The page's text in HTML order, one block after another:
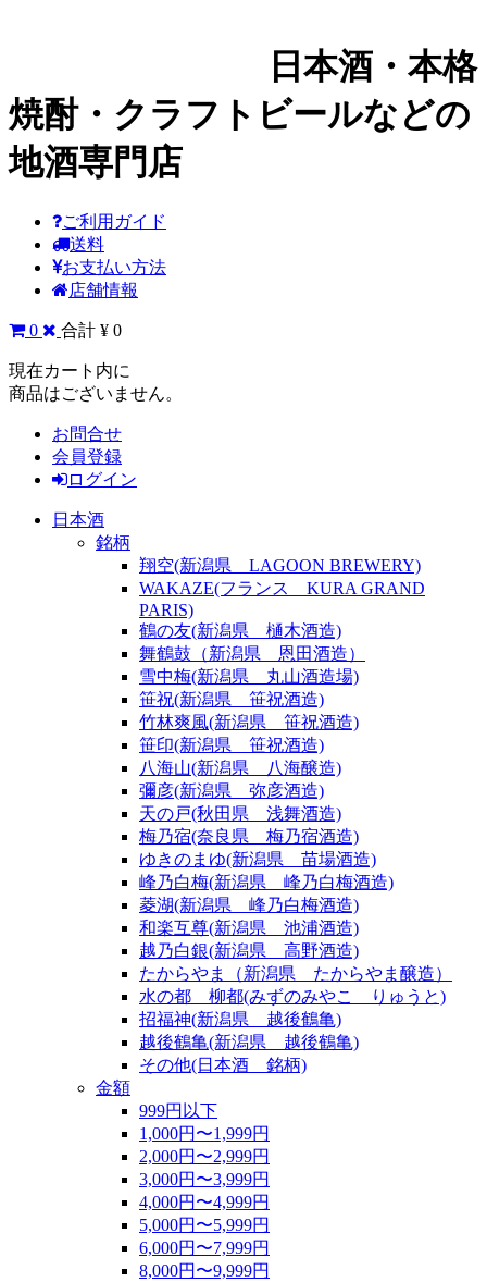
日本酒・本格
焼酎・クラフトビールなどの
地酒専門店
ご利用ガイド
送料
お支払い方法
店舗情報
0 合計 ¥ 0
現在カート内に
商品はございません。
お問合せ
会員登録
ログイン
日本酒
銘柄
翔空(新潟県 LAGOON BREWERY)
WAKAZE(フランス KURA GRAND
PARIS)
鶴の友(新潟県 樋木酒造)
舞鶴鼓（新潟県 恩田酒造）
雪中梅(新潟県 丸山酒造場)
笹祝(新潟県 笹祝酒造)
竹林爽風(新潟県 笹祝酒造)
笹印(新潟県 笹祝酒造)
八海山(新潟県 八海醸造)
彌彦(新潟県 弥彦酒造)
天の戸(秋田県 浅舞酒造)
梅乃宿(奈良県 梅乃宿酒造)
ゆきのまゆ(新潟県 苗場酒造)
峰乃白梅(新潟県 峰乃白梅酒造)
菱湖(新潟県 峰乃白梅酒造)
和楽互尊(新潟県 池浦酒造)
越乃白銀(新潟県 高野酒造)
たからやま（新潟県 たからやま醸造）
水の都 柳都(みずのみやこ りゅうと)
招福神(新潟県 越後鶴亀)
越後鶴亀(新潟県 越後鶴亀)
その他(日本酒 銘柄)
金額
999円以下
1,000円〜1,999円
2,000円〜2,999円
3,000円〜3,999円
4,000円〜4,999円
5,000円〜5,999円
6,000円〜7,999円
8,000円〜9,999円